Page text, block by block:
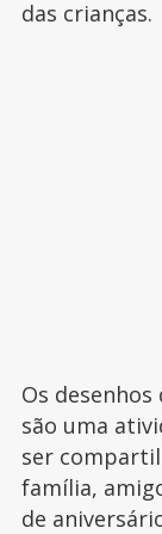
das crianças.
Os
são uma
ser
família,
de